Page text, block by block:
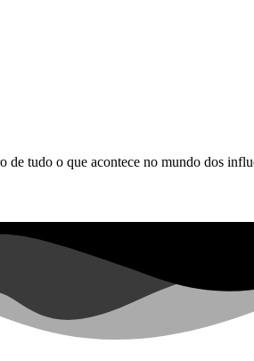
de tudo o que acontece no mundo dos